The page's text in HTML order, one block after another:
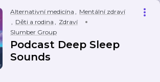
Alternativní medicína , Mentální zdraví
, Děti a rodina , Zdraví
Slumber Group
Podcast Deep Sleep
Sounds